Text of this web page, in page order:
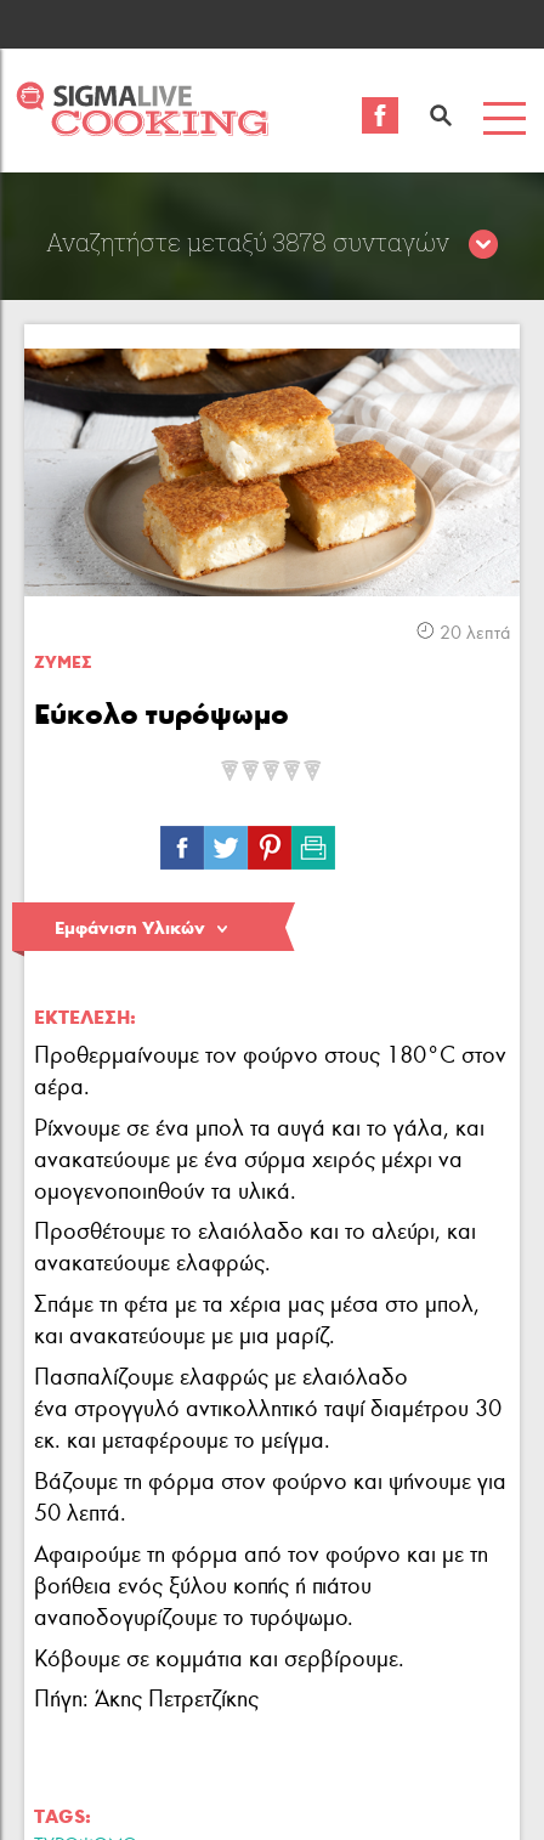
Αναζητήστε μεταξύ 3878 συνταγών
Περιορίστε τα αποτελέσματα αναζήτησης επιλέγοντας
κατηγορίες:
20 λεπτά
ΖΥΜΕΣ
Εύκολο τυρόψωμο
Εμφάνιση Υλικών
ΕΚΤΈΛΕΣΗ:
Προθερμαίνουμε τον φούρνο στους 180°C στον
αέρα.
Ρίχνουμε σε ένα μπολ τα αυγά και το γάλα, και
ανακατεύουμε με ένα σύρμα χειρός μέχρι να
ομογενοποιηθούν τα υλικά.
Προσθέτουμε το ελαιόλαδο και το αλεύρι, και
ανακατεύουμε ελαφρώς.
Σπάμε τη φέτα με τα χέρια μας μέσα στο μπολ,
και ανακατεύουμε με μια μαρίζ.
Πασπαλίζουμε ελαφρώς με ελαιόλαδο
ένα στρογγυλό αντικολλητικό ταψί διαμέτρου 30
εκ. και μεταφέρουμε το μείγμα.
Βάζουμε τη φόρμα στον φούρνο και ψήνουμε για
50 λεπτά.
Αφαιρούμε τη φόρμα από τον φούρνο και με τη
βοήθεια ενός ξύλου κοπής ή πιάτου
αναποδογυρίζουμε το τυρόψωμο.
Κόβουμε σε κομμάτια και σερβίρουμε.
Πήγη: Άκης Πετρετζίκης
TAGS: